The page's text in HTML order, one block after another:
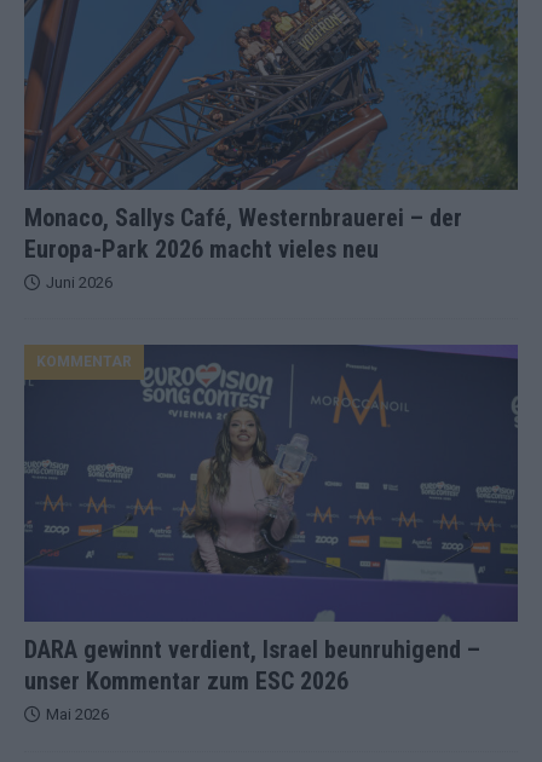
Monaco, Sallys Café, Westernbrauerei – der
Europa-Park 2026 macht vieles neu
Juni 2026
DARA gewinnt verdient, Israel beunruhigend –
unser Kommentar zum ESC 2026
KOMMENTAR
Mai 2026